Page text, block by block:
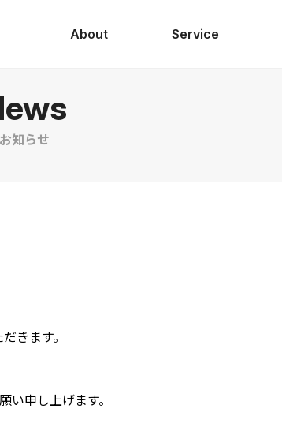
About Service
お知らせ
きます。
申し上げます。